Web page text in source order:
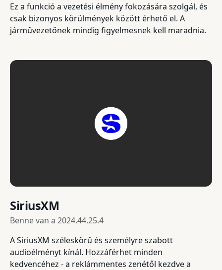
Ez a funkció a vezetési élmény fokozására szolgál, és
csak bizonyos körülmények között érhető el. A
járművezetőnek mindig figyelmesnek kell maradnia.
SiriusXM
Benne van a 2024.44.25.4
A SiriusXM széleskörű és személyre szabott
audioélményt kínál. Hozzáférhet minden
kedvencéhez - a reklámmentes zenétől kezdve a